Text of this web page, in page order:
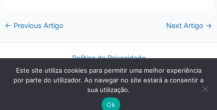
← Previous Artigo Next Artigo →
Política de Privacidade
Copyright © 2026 Grupo Vita
Este site utiliza cookies para permitir uma melhor experiência
por parte do utilizador. Ao navegar no site estará a consentir a
sua utilização.
Ok